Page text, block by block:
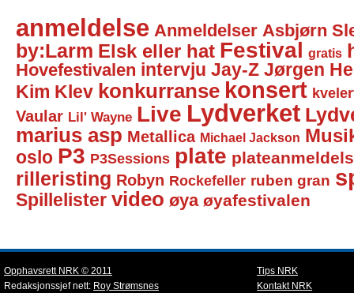
anmeldelse Anmeldelser Asbjørn
by:Larm Elsk eller hat Festival gratis
Hovefestivalen intervju Jay-Z Jørgen
Kim Klev konkurranse konsert
Vaular Lil' Wayne Live Lydverket
marius asp Metallica Michael Jackson
oslo P3 P3Sessions plate
rilleristing Robyn Rockefeller ruben gran
Spillelister video øya øyafestivalen
Opphavsrett NRK © 2011
Redaksjonssjef nett: Roy Strømsnes
Tips NRK
Kontakt NRK